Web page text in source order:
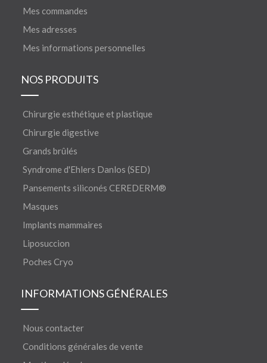
Mes commandes
Mes adresses
Mes informations personnelles
NOS PRODUITS
Chirurgie esthétique et plastique
Chirurgie digestive
Grands brûlés
Syndrome d'Ehlers Danlos (SED)
Pansements siliconés CEREDERM®
Masques
Implants mammaires
Liposuccion
Poches Cryo
INFORMATIONS GÉNÉRALES
Nous contacter
Conditions générales de vente